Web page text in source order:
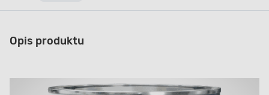
Opis produktu